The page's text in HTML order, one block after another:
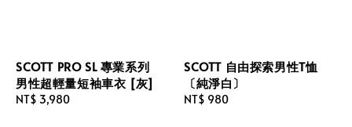
SCOTT PRO SL 專業系列
男性超輕量短袖車衣 [灰]
Regular
NT$ 3,980
SCOTT 自由探索男性T恤
〔純淨白〕
Regular
NT$ 980